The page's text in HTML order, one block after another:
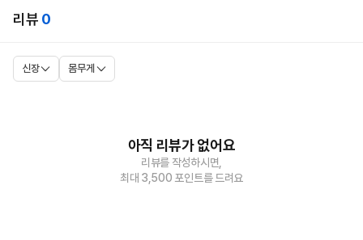
리뷰 0
신장 몸무게
아직 리뷰가 없어요
리뷰를 작성하시면,
최대 3,500 포인트를 드려요